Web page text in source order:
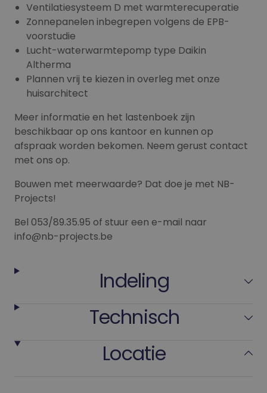
Ventilatiesysteem D met warmterecuperatie
Zonnepanelen inbegrepen volgens de EPB-
voorstudie
Lucht-waterwarmtepomp type Daikin
Altherma
Plannen vrij te kiezen in overleg met onze
huisarchitect
Meer informatie en het lastenboek zijn
beschikbaar op ons kantoor en kunnen op
afspraak worden bekomen. Neem gerust contact
met ons op.
Bouwen met meerwaarde? Dat doe je met NB-
Projects!
Bel 053/89.35.95 of stuur een e-mail naar
info@nb-projects.be
Indeling
Technisch
Locatie